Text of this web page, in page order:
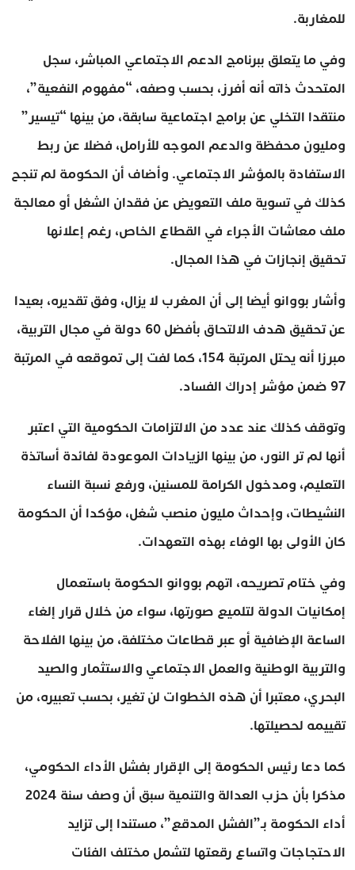
للمغاربة.
وفي ما يتعلق ببرنامج الدعم الاجتماعي المباشر، سجل
المتحدث ذاته أنه أفرز، بحسب وصفه، “مفهوم النفعية”،
منتقدا التخلي عن برامج اجتماعية سابقة، من بينها “تيسير”
ومليون محفظة والدعم الموجه للأرامل، فضلا عن ربط
الاستفادة بالمؤشر الاجتماعي. وأضاف أن الحكومة لم تنجح
كذلك في تسوية ملف التعويض عن فقدان الشغل أو معالجة
ملف معاشات الأجراء في القطاع الخاص، رغم إعلانها
تحقيق إنجازات في هذا المجال.
وأشار بووانو أيضا إلى أن المغرب لا يزال، وفق تقديره، بعيدا
عن تحقيق هدف الالتحاق بأفضل 60 دولة في مجال التربية،
مبرزا أنه يحتل المرتبة 154، كما لفت إلى تموقعه في المرتبة
97 ضمن مؤشر إدراك الفساد.
وتوقف كذلك عند عدد من الالتزامات الحكومية التي اعتبر
أنها لم تر النور، من بينها الزيادات الموعودة لفائدة أساتذة
التعليم، ومدخول الكرامة للمسنين، ورفع نسبة النساء
النشيطات، وإحداث مليون منصب شغل، مؤكدا أن الحكومة
كان الأولى بها الوفاء بهذه التعهدات.
وفي ختام تصريحه، اتهم بووانو الحكومة باستعمال
إمكانيات الدولة لتلميع صورتها، سواء من خلال قرار إلغاء
الساعة الإضافية أو عبر قطاعات مختلفة، من بينها الفلاحة
والتربية الوطنية والعمل الاجتماعي والاستثمار والصيد
البحري، معتبرا أن هذه الخطوات لن تغير، بحسب تعبيره، من
تقييمه لحصيلتها.
كما دعا رئيس الحكومة إلى الإقرار بفشل الأداء الحكومي،
مذكرا بأن حزب العدالة والتنمية سبق أن وصف سنة 2024
أداء الحكومة بـ”الفشل المدقع”، مستندا إلى تزايد
الاحتجاجات واتساع رقعتها لتشمل مختلف الفئات